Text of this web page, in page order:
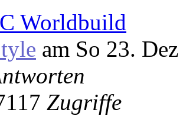
Worldbuild
am So 23.
Zugriffe